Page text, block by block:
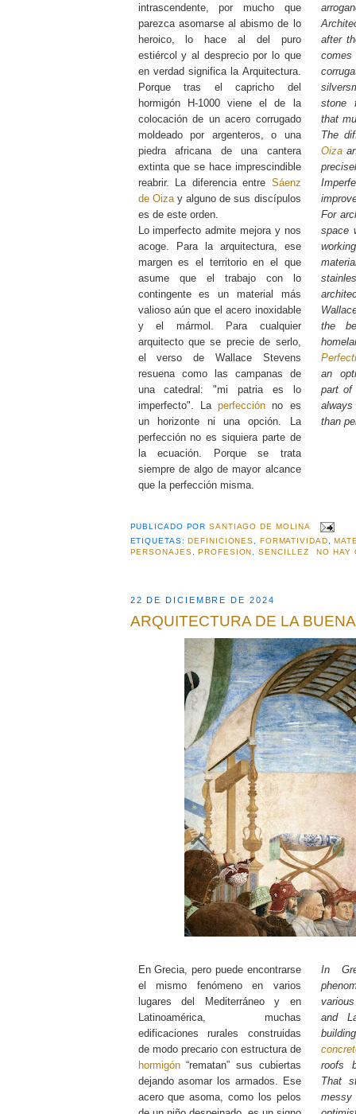
intrascendente, por mucho que
parezca asomarse al abismo de lo
heroico, lo hace al del puro
estiércol y al desprecio por lo que
en verdad significa la Arquitectura.
Porque tras el capricho del
hormigón H-1000 viene el de la
colocación de un acero corrugado
moldeado por argenteros, o una
piedra africana de una cantera
extinta que se hace imprescindible
reabrir. La diferencia entre Sáenz
de Oizay alguno de sus discípulos
es de este orden.
Lo imperfecto admite mejora y nos
acoge. Para la arquitectura, ese
margen es el territorio en el que
asume que el trabajo con lo
contingente es un material más
valioso aún que el acero inoxidable
y el mármol. Para cualquier
arquitecto que se precie de serlo,
el verso de Wallace Stevens
resuena como las campanas de
una catedral: "mi patria es lo
imperfecto". Laperfección no es
un horizonte ni una opción. La
perfección no es siquiera parte de
la ecuación. Porque se trata
siempre de algo de mayor alcance
que la perfección misma.
after
stone
that
The
Oiza
For
space
the
an
part of
than
PUBLICADO PORSANTIAGO DE MOLINA
ETIQUETAS:DEFINICIONES, FORMATIVIDAD,
PERSONAJES,PROFESION,SENCILLEZ NO HAY
22 DE DICIEMBRE DE 2024
ARQUITECTURA DE LA
En Grecia, pero puede encontrarse
el mismo fenómeno en varios
lugares del Mediterráneo y en
Latinoamérica, muchas
edificaciones rurales construidas
de modo precario con estructura de
hormigón“rematan” sus cubiertas
dejando asomar los armados. Ese
acero que asoma, como los pelos
In
and
roofs
That